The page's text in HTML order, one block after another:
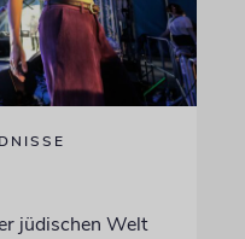
jüdischen Welt